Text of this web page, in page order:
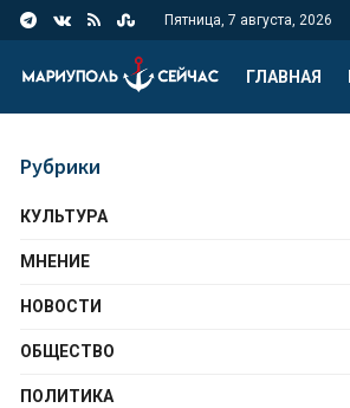
Пятница, 7 августа, 2026
ГЛАВНАЯ
Рубрики
КУЛЬТУРА
МНЕНИЕ
НОВОСТИ
ОБЩЕСТВО
ПОЛИТИКА